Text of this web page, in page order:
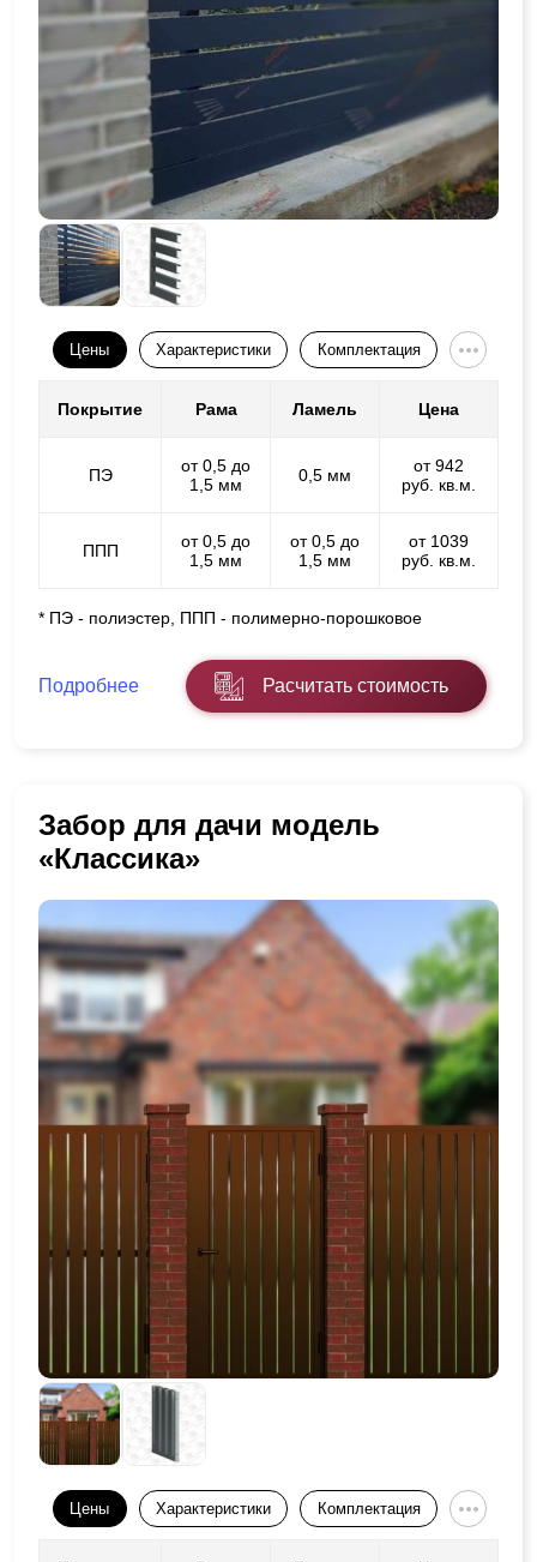
Цены Характеристики Комплектация
Покрытие Рама Ламель Цена
ПЭ
от 0,5 до
1,5 мм
0,5 мм
от 942
руб. кв.м.
ППП
от 0,5 до
1,5 мм
от 0,5 до
1,5 мм
от 1039
руб. кв.м.
* ПЭ - полиэстер, ППП - полимерно-порошковое
Подробнее Расчитать стоимость
Забор для дачи модель
«Классика»
Цены Характеристики Комплектация